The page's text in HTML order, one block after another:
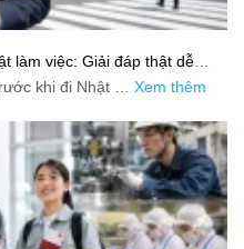
làm việc: Giải đáp thật dễ
khi đi Nhật … Xem thêm